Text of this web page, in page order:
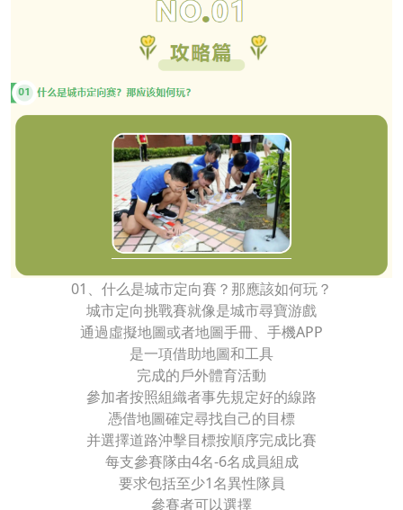
01、什么是城市定向賽？那應該如何玩？
城市定向挑戰賽就像是城市尋寶游戲
通過虛擬地圖或者地圖手冊、手機APP
是一項借助地圖和工具
完成的戶外體育活動
參加者按照組織者事先規定好的線路
憑借地圖確定尋找自己的目標
并選擇道路沖擊目標按順序完成比賽
每支參賽隊由4名-6名成員組成
要求包括至少1名異性隊員
參賽者可以選擇